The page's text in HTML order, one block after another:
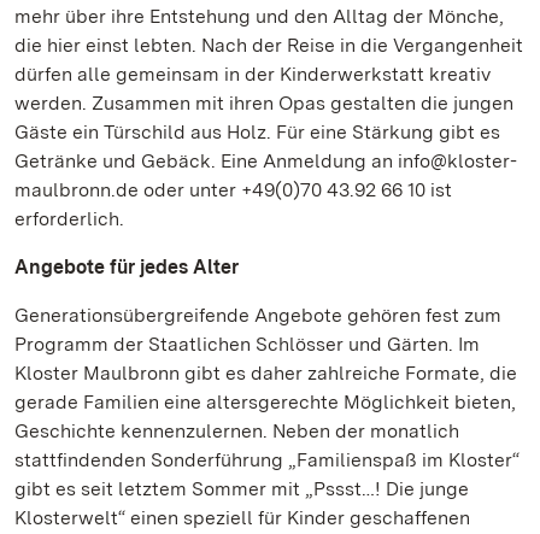
mehr über ihre Entstehung und den Alltag der Mönche,
die hier einst lebten. Nach der Reise in die Vergangenheit
dürfen alle gemeinsam in der Kinderwerkstatt kreativ
werden. Zusammen mit ihren Opas gestalten die jungen
Gäste ein Türschild aus Holz. Für eine Stärkung gibt es
Getränke und Gebäck. Eine Anmeldung an info@kloster-
maulbronn.de oder unter +49(0)70 43.92 66 10 ist
erforderlich.
Angebote für jedes Alter
Generationsübergreifende Angebote gehören fest zum
Programm der Staatlichen Schlösser und Gärten. Im
Kloster Maulbronn gibt es daher zahlreiche Formate, die
gerade Familien eine altersgerechte Möglichkeit bieten,
Geschichte kennenzulernen. Neben der monatlich
stattfindenden Sonderführung „Familienspaß im Kloster“
gibt es seit letztem Sommer mit „Pssst…! Die junge
Klosterwelt“ einen speziell für Kinder geschaffenen